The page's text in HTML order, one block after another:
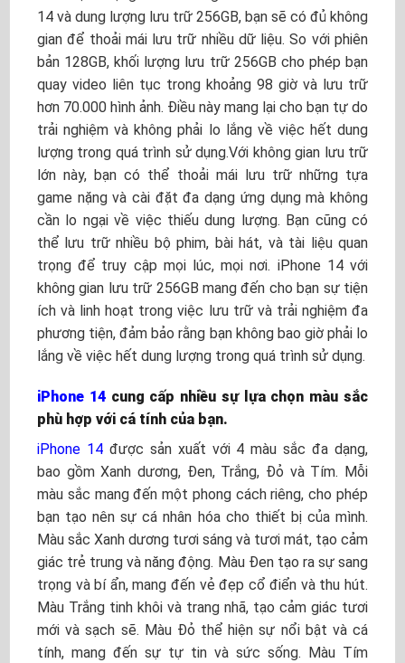
14 và dung lượng lưu trữ 256GB, bạn sẽ có đủ không
gian để thoải mái lưu trữ nhiều dữ liệu. So với phiên
bản 128GB, khối lượng lưu trữ 256GB cho phép bạn
quay video liên tục trong khoảng 98 giờ và lưu trữ
hơn 70.000 hình ảnh. Điều này mang lại cho bạn tự do
trải nghiệm và không phải lo lắng về việc hết dung
lượng trong quá trình sử dụng.Với không gian lưu trữ
lớn này, bạn có thể thoải mái lưu trữ những tựa
game nặng và cài đặt đa dạng ứng dụng mà không
cần lo ngại về việc thiếu dung lượng. Bạn cũng có
thể lưu trữ nhiều bộ phim, bài hát, và tài liệu quan
trọng để truy cập mọi lúc, mọi nơi. iPhone 14 với
không gian lưu trữ 256GB mang đến cho bạn sự tiện
ích và linh hoạt trong việc lưu trữ và trải nghiệm đa
phương tiện, đảm bảo rằng bạn không bao giờ phải lo
lắng về việc hết dung lượng trong quá trình sử dụng.
iPhone 14cung cấp nhiều sự lựa chọn màu sắc
phù hợp với cá tính của bạn.
iPhone 14được sản xuất với 4 màu sắc đa dạng,
bao gồm Xanh dương, Đen, Trắng, Đỏ và Tím. Mỗi
màu sắc mang đến một phong cách riêng, cho phép
bạn tạo nên sự cá nhân hóa cho thiết bị của mình.
Màu sắc Xanh dương tươi sáng và tươi mát, tạo cảm
giác trẻ trung và năng động. Màu Đen tạo ra sự sang
trọng và bí ẩn, mang đến vẻ đẹp cổ điển và thu hút.
Màu Trắng tinh khôi và trang nhã, tạo cảm giác tươi
mới và sạch sẽ. Màu Đỏ thể hiện sự nổi bật và cá
tính, mang đến sự tự tin và sức sống. Màu Tím